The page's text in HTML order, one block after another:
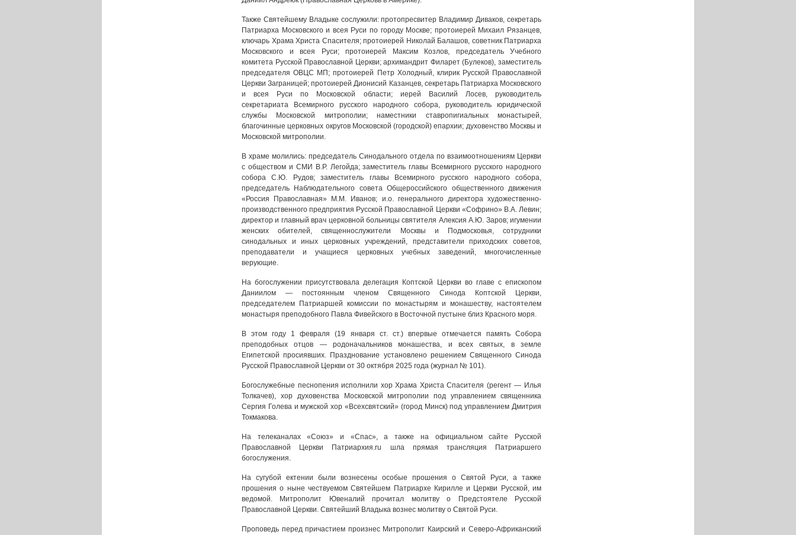
Также Святейшему Владыке сослужили: протопресвитер Владимир Диваков, секретарь
Патриарха Московского и всея Руси по городу Москве; протоиерей Михаил Рязанцев,
ключарь Храма Христа Спасителя; протоиерей Николай Балашов, советник Патриарха
Московского и всея Руси; протоиерей Максим Козлов, председатель Учебного
комитета Русской Православной Церкви; архимандрит Филарет (Булеков), заместитель
председателя ОВЦС МП; протоиерей Петр Холодный, клирик Русской Православной
Церкви Заграницей; протоиерей Дионисий Казанцев, секретарь Патриарха Московского
и всея Руси по Московской области; иерей Василий Лосев, руководитель
секретариата Всемирного русского народного собора, руководитель юридической
службы Московской митрополии; наместники ставропигиальных монастырей,
благочинные церковных округов Московской (городской) епархии; духовенство Москвы и
Московской митрополии.
В храме молились: председатель Синодального отдела по взаимоотношениям Церкви
с обществом и СМИ В.Р. Легойда; заместитель главы Всемирного русского народного
собора С.Ю. Рудов; заместитель главы Всемирного русского народного собора,
председатель Наблюдательного совета Общероссийского общественного движения
«Россия Православная» М.М. Иванов; и.о. генерального директора художественно-
производственного предприятия Русской Православной Церкви «Софрино» В.А. Левин;
директор и главный врач церковной больницы святителя Алексия А.Ю. Заров; игумении
женских обителей, священнослужители Москвы и Подмосковья, сотрудники
синодальных и иных церковных учреждений, представители приходских советов,
преподаватели и учащиеся церковных учебных заведений, многочисленные
верующие.
На богослужении присутствовала делегация Коптской Церкви во главе с епископом
Даниилом — постоянным членом Священного Синода Коптской Церкви,
председателем Патриаршей комиссии по монастырям и монашеству, настоятелем
монастыря преподобного Павла Фивейского в Восточной пустыне близ Красного моря.
В этом году 1 февраля (19 января ст. ст.) впервые отмечается память Собора
преподобных отцов — родоначальников монашества, и всех святых, в земле
Египетской просиявших. Празднование установлено решением Священного Синода
Русской Православной Церкви от 30 октября 2025 года (журнал № 101).
Богослужебные песнопения исполнили хор Храма Христа Спасителя (регент — Илья
Толкачев), хор духовенства Московской митрополии под управлением священника
Сергия Голева и мужской хор «Всехсвятский» (город Минск) под управлением Дмитрия
Токмакова.
На телеканалах «Союз» и «Спас», а также на официальном сайте Русской
Православной Церкви Патриархия.ru шла прямая трансляция Патриаршего
богослужения.
На сугубой ектении были вознесены особые прошения о Святой Руси, а также
прошения о ныне чествуемом Святейшем Патриархе Кирилле и Церкви Русской, им
ведомой. Митрополит Ювеналий прочитал молитву о Предстоятеле Русской
Православной Церкви. Святейший Владыка вознес молитву о Святой Руси.
Проповедь перед причастием произнес Митрополит Каирский и Северо-Африканский